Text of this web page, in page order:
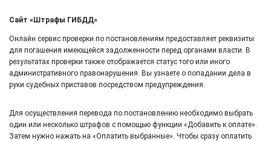
Сайт «Штрафы ГИБДД»
Онлайн сервис проверки по постановлениям предоставляет реквизиты
для погашения имеющейся задолженности перед органами власти. В
результатах проверки также отображается статус того или иного
административного правонарушения. Вы узнаете о попадании дела в
руки судебных приставов посредством предупреждения.
Для осуществления перевода по постановлению необходимо выбрать
один или несколько штрафов с помощью функции «Добавить к оплате».
Затем нужно нажать на «Оплатить выбранные». Чтобы сразу оплатить